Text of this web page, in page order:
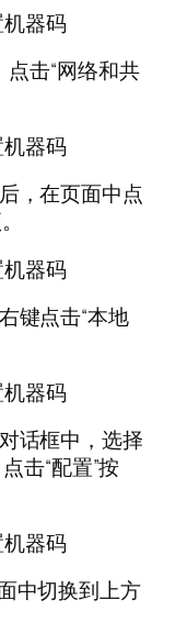
击“网络和共
，在页面中点
键点击“本地
话框中，选择
击“配置”按
中切换到上方